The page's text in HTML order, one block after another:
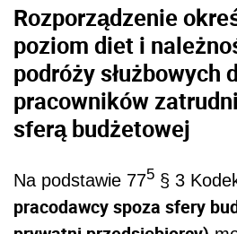
Rozporządzenie
poziom diet i
podróży służbowych
pracowników
sferą budżetowej
Na podstawie 775 § 3
pracodawcy spoza sfery